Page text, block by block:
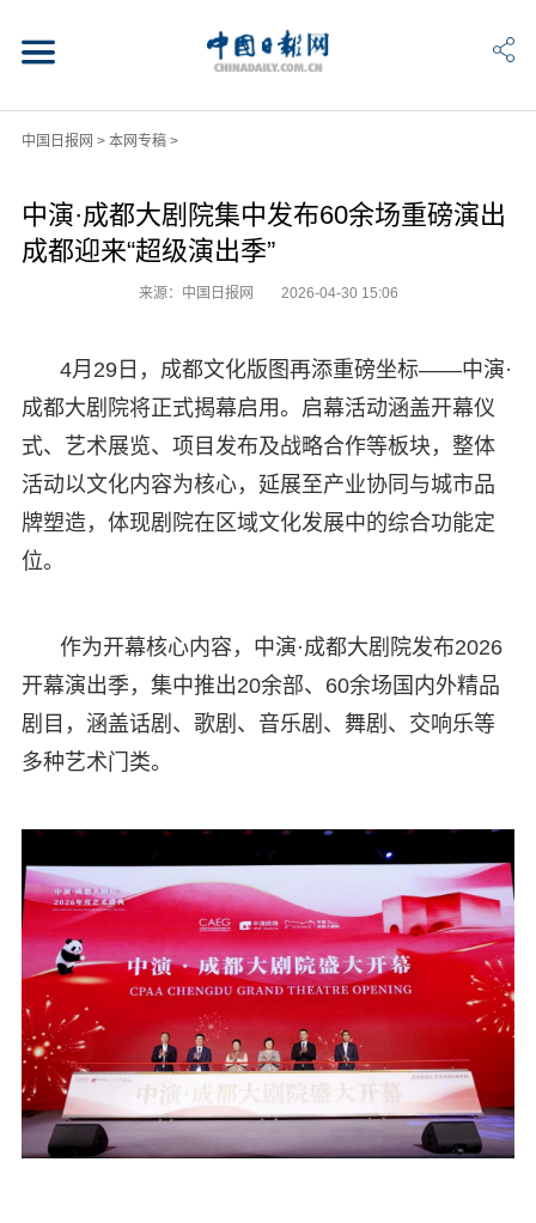
中国日报网 > 本网专稿>
中演·成都大剧院集中发布60余场重磅演出
成都迎来“超级演出季”
来源：中国日报网 2026-04-30 15:06
4月29日，成都文化版图再添重磅坐标——中演·
成都大剧院将正式揭幕启用。启幕活动涵盖开幕仪
式、艺术展览、项目发布及战略合作等板块，整体
活动以文化内容为核心，延展至产业协同与城市品
牌塑造，体现剧院在区域文化发展中的综合功能定
位。
作为开幕核心内容，中演·成都大剧院发布2026
开幕演出季，集中推出20余部、60余场国内外精品
剧目，涵盖话剧、歌剧、音乐剧、舞剧、交响乐等
多种艺术门类。